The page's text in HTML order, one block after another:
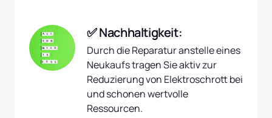
✅ Nachhaltigkeit:
Durch die Reparatur anstelle eines
Neukaufs tragen Sie aktiv zur
Reduzierung von Elektroschrott bei
und schonen wertvolle
Ressourcen.